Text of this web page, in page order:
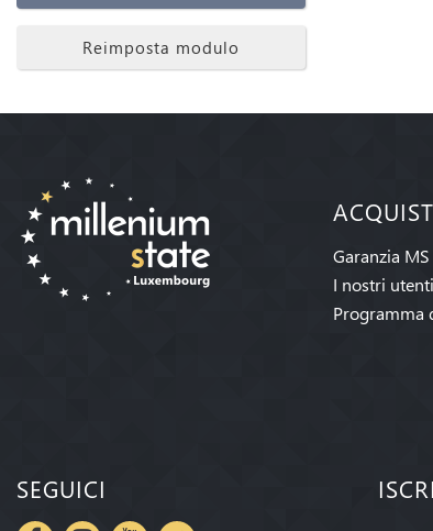
Reimposta modulo
Garanzia MS
I nostri utenti
Programma
SEGUICI